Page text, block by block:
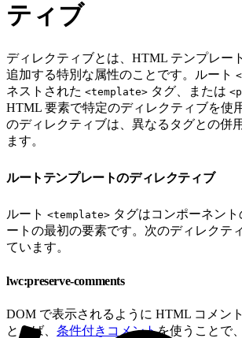
ティブ
ディレクティブとは、HTML テンプレー
追加する特別な属性のことです。ルート
ネストされた <template> タグ、または
HTML 要素で特定のディレクティブを使
のディレクティブは、異なるタグとの併
ます。
ルートテンプレートのディレクティブ
ルート <template> タグはコンポーネン
ートの最初の要素です。次のディレクテ
ています。
lwc:preserve-comments
DOM で表示されるように HTML コメン
とえば、 条件付きコメントを使うことで